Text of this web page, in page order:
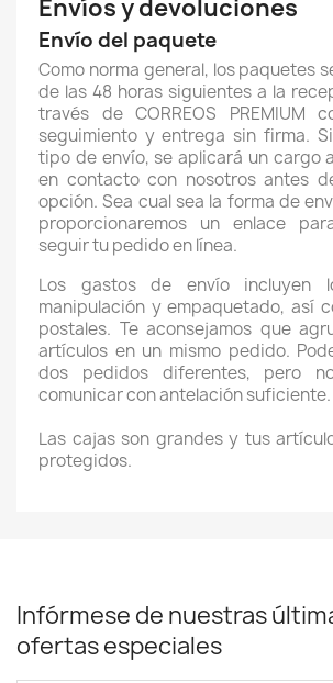
Envíos y devoluciones
Envío del paquete
Como norma general, los paquetes
de las 48 horas siguientes a la
través de CORREOS PREMIUM
seguimiento y entrega sin firma.
tipo de envío, se aplicará un cargo
en contacto con nosotros antes
opción. Sea cual sea la forma de
proporcionaremos un enlace
seguir tu pedido en línea.
Los gastos de envío incluyen
manipulación y empaquetado, así
postales. Te aconsejamos que
artículos en un mismo pedido.
dos pedidos diferentes, pero
comunicar con antelación suficiente.
Las cajas son grandes y tus
protegidos.
Infórmese de nuestras
ofertas especiales